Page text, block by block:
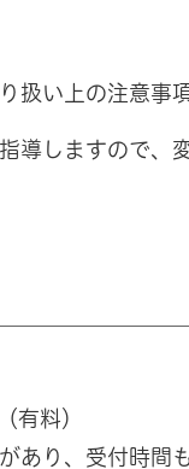
扱い上の注意事
導しますので、
有料）
あり、受付時間